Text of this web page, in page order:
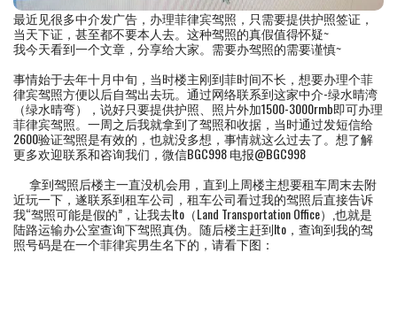
最近见很多中介发广告，办理菲律宾驾照，只需要提供护照签证，
当天下证，甚至都不要本人去。这种驾照的真假值得怀疑~
我今天看到一个文章，分享给大家。需要办驾照的需要谨慎~
事情始于去年十月中旬，当时楼主刚到菲时间不长，想要办理个菲
律宾驾照方便以后自驾出去玩。通过网络联系到这家中介-绿水晴湾
（绿水晴弯），说好只要提供护照、照片外加1500-3000rmb即可办理
菲律宾驾照。一周之后我就拿到了驾照和收据，当时通过发短信给
2600验证驾照是有效的，也就没多想，事情就这么过去了。想了解
更多欢迎联系和咨询我们，微信BGC998 电报@BGC998
拿到驾照后楼主一直没机会用，直到上周楼主想要租车周末去附
近玩一下，遂联系到租车公司，租车公司看过我的驾照后直接告诉
我“驾照可能是假的”，让我去lto（Land Transportation Office）,也就是
陆路运输办公室查询下驾照真伪。随后楼主赶到lto，查询到我的驾
照号码是在一个菲律宾男生名下的，请看下图：